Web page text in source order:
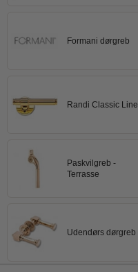
Formani dørgreb
Randi Classic Line
Paskvilgreb -
Terrasse
Udendørs dørgreb